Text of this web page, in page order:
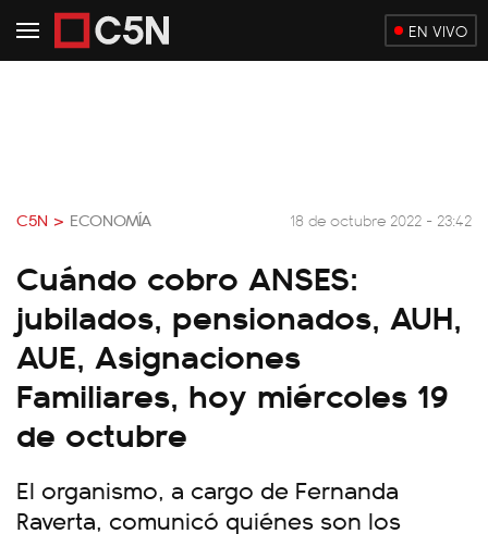
EN VIVO
C5N > ECONOMÍA 18 de octubre 2022 - 23:42
Cuándo cobro ANSES:
jubilados, pensionados, AUH,
AUE, Asignaciones
Familiares, hoy miércoles 19
de octubre
El organismo, a cargo de Fernanda
Raverta, comunicó quiénes son los